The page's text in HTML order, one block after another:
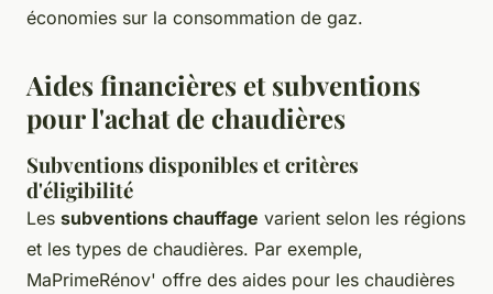
économies sur la consommation de gaz.
Aides financières et subventions
pour l'achat de chaudières
Subventions disponibles et critères
d'éligibilité
Les subventions chauffage varient selon les régions
et les types de chaudières. Par exemple,
MaPrimeRénov' offre des aides pour les chaudières